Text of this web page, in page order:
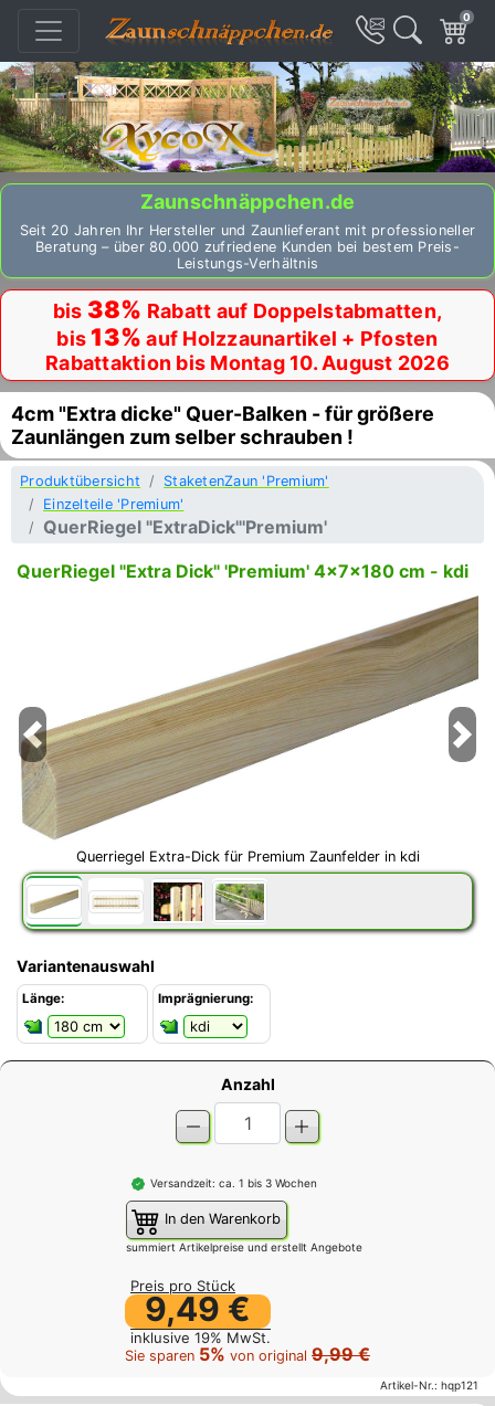
0
Zaunschnäppchen.de
Seit 20 Jahren Ihr Hersteller und Zaunlieferant mit professioneller
Beratung – über 80.000 zufriedene Kunden bei bestem Preis-
Leistungs-Verhältnis
bis 38% Rabatt auf Doppelstabmatten,
bis 13% auf Holzzaunartikel + Pfosten
Rabattaktion bis Montag 10. August 2026
4cm "Extra dicke" Quer-Balken - für größere
Zaunlängen zum selber schrauben !
Produktübersicht
StaketenZaun 'Premium'
Einzelteile 'Premium'
QuerRiegel "ExtraDick"'Premium'
QuerRiegel "Extra Dick" 'Premium' 4x7x180 cm - kdi
Querriegel Extra-Dick für Premium Zaunfelder in kdi
Previous Next
Variantenauswahl
Länge: Imprägnierung:
Anzahl
Versandzeit: ca. 1 bis 3 Wochen
In den Warenkorb
summiert Artikelpreise und erstellt Angebote
Preis pro Stück
9,49 €
inklusive 19% MwSt.
Sie sparen 5% von original 9,99 €
Artikel-Nr.: hqp121